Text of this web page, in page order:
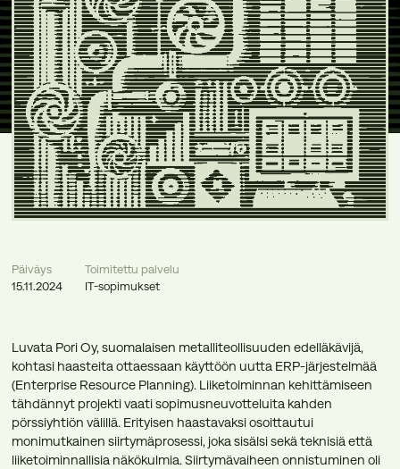
Päiväys
15.11.2024
Toimitettu palvelu
IT-sopimukset
Luvata Pori Oy, suomalaisen metalliteollisuuden edelläkävijä,
kohtasi haasteita ottaessaan käyttöön uutta ERP-järjestelmää
(Enterprise Resource Planning). Liiketoiminnan kehittämiseen
tähdännyt projekti vaati sopimusneuvotteluita kahden
pörssiyhtiön välillä. Erityisen haastavaksi osoittautui
monimutkainen siirtymäprosessi, joka sisälsi sekä teknisiä että
liiketoiminnallisia näkökulmia. Siirtymävaiheen onnistuminen oli